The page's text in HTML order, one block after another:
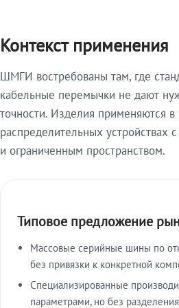
Контекст применения
ШМГИ востребованы там, где
кабельные перемычки не дают
точности. Изделия применяются
распределительных устройствах
и ограниченным пространством.
Типовое предложение
Массовые серийные шины по
без привязки к конкретной
Специализированные
параметрами, но без